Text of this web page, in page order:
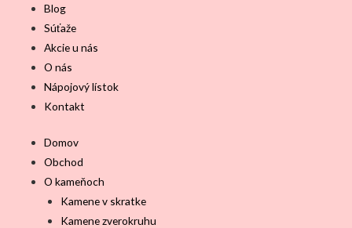
Blog
Súťaže
Akcie u nás
O nás
Nápojový lístok
Kontakt
Domov
Obchod
O kameňoch
Kamene v skratke
Kamene zverokruhu